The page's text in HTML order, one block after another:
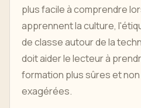
plus facile à comprendre
apprennent la culture,
de classe autour de la
doit aider le lecteur à
formation plus sûres et
exagérées.